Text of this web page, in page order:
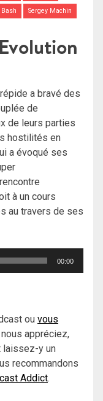
Bash Sergey Machin
a bravé des
de
de leurs parties
hostilités en
a évoqué ses
à un cours
au travers de ses
00:00
ou vous
appréciez,
laissez-y un
recommandons
Addict.